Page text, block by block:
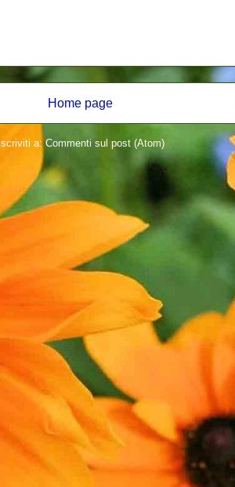
Home page
Iscriviti a: Commenti sul post (Atom)